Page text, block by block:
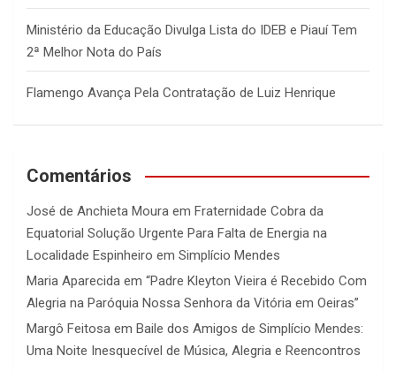
Ministério da Educação Divulga Lista do IDEB e Piauí Tem
2ª Melhor Nota do País
Flamengo Avança Pela Contratação de Luiz Henrique
Comentários
José de Anchieta Moura em Fraternidade Cobra da
Equatorial Solução Urgente Para Falta de Energia na
Localidade Espinheiro em Simplício Mendes
Maria Aparecida em “Padre Kleyton Vieira é Recebido Com
Alegria na Paróquia Nossa Senhora da Vitória em Oeiras”
Margô Feitosa em Baile dos Amigos de Simplício Mendes:
Uma Noite Inesquecível de Música, Alegria e Reencontros